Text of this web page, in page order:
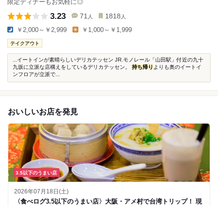
限定ディナーもお気軽に◎
3.23 71 人 1818 人
￥2,000～￥2,999 ￥1,000～￥1,999
テイクアウト
...イートインが素晴らしいデリカテッセン JR.モノレール「山田駅」付近の九十
九坂に立派な店構えをしているデリカテッセン。 持ち帰り よりも奥のイートイ
ンフロアが立派で...
おいしいお店を発見
3.5以下のうまい店
2026年07月18日(土)
〈食べログ3.5以下のうまい店〉大阪・アメ村で台湾トリップ！ 現